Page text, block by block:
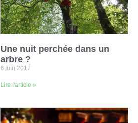
Une nuit perchée dans un
arbre ?
6 juin 2017
Lire l'article »